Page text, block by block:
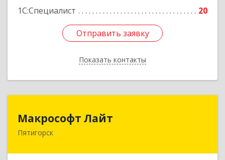
1С:Специалист
20
Отправить заявку
Показать контакты
Отправить заявку
Назад
Макрософт Лайт
Пятигорск357501, Ставропольский край, Пятигорск г,